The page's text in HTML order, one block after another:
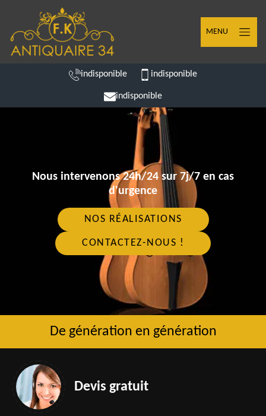
MENU
indisponible indisponible
indisponible
Nous intervenons 24h/24 sur 7j/7 en cas
d'urgence
NOS RÉALISATIONS
CONTACTEZ-NOUS !
De génération en génération
Devis gratuit